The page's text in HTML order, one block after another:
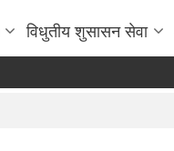
विधुतीय शुसासन सेवा